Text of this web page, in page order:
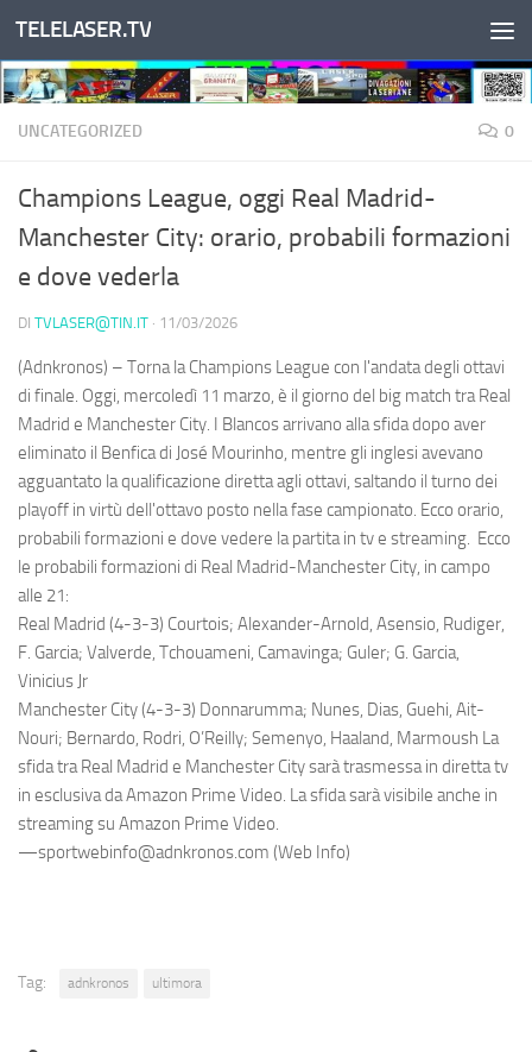
Salta al contenuto
TELELASER.TV
UNCATEGORIZED 0
Champions League, oggi Real Madrid-
Manchester City: orario, probabili formazioni
e dove vederla
DI TVLASER@TIN.IT · 11/03/2026
(Adnkronos) – Torna la Champions League con l'andata degli ottavi
di finale. Oggi, mercoledì 11 marzo, è il giorno del big match tra Real
Madrid e Manchester City. I Blancos arrivano alla sfida dopo aver
eliminato il Benfica di José Mourinho, mentre gli inglesi avevano
agguantato la qualificazione diretta agli ottavi, saltando il turno dei
playoff in virtù dell'ottavo posto nella fase campionato. Ecco orario,
probabili formazioni e dove vedere la partita in tv e streaming. Ecco
le probabili formazioni di Real Madrid-Manchester City, in campo
alle 21:
Real Madrid (4-3-3) Courtois; Alexander-Arnold, Asensio, Rudiger,
F. Garcia; Valverde, Tchouameni, Camavinga; Guler; G. Garcia,
Vinicius Jr
Manchester City (4-3-3) Donnarumma; Nunes, Dias, Guehi, Ait-
Nouri; Bernardo, Rodri, O’Reilly; Semenyo, Haaland, Marmoush La
sfida tra Real Madrid e Manchester City sarà trasmessa in diretta tv
in esclusiva da Amazon Prime Video. La sfida sarà visibile anche in
streaming su Amazon Prime Video.
—sportwebinfo@adnkronos.com (Web Info)
Tag: adnkronos ultimora